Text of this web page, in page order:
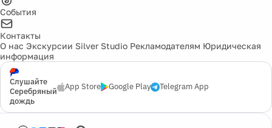
События
Контакты
О нас Экскурсии Silver Studio Рекламодателям Юридическая
информация
Слушайте
Серебряный
дождь
App Store Google Play Telegram App